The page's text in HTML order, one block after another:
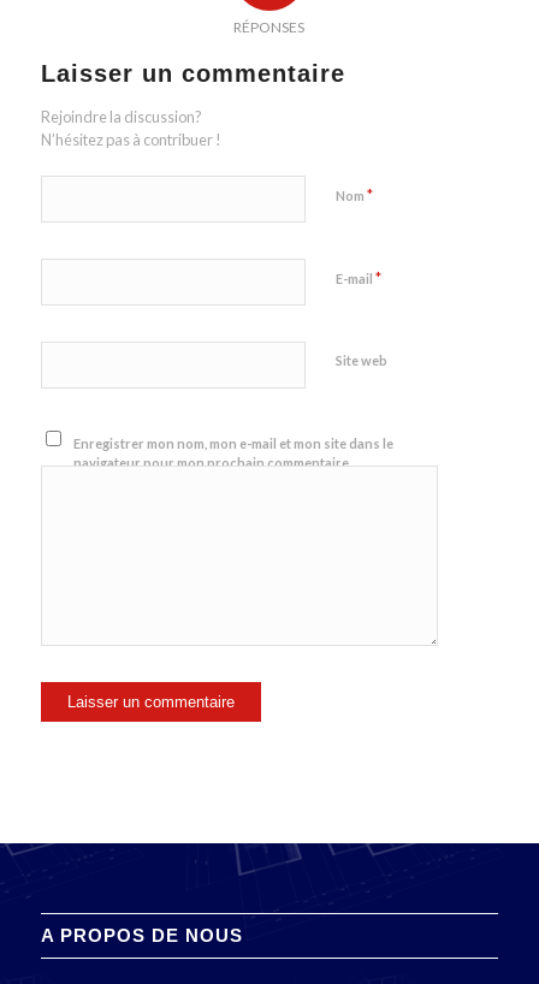
RÉPONSES
Laisser un commentaire
Rejoindre la discussion?
N’hésitez pas à contribuer !
Nom *
E-mail *
Site web
Enregistrer mon nom, mon e-mail et mon site dans le
navigateur pour mon prochain commentaire.
A PROPOS DE NOUS